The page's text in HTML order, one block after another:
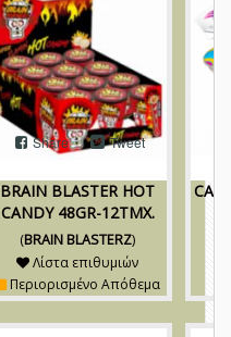
BRAIN BLASTER HOT
CANDY 48GR-12TMX.
(BRAIN BLASTERZ)
Share Tweet
Λίστα επιθυμιών
Περιορισμένο Απόθεμα